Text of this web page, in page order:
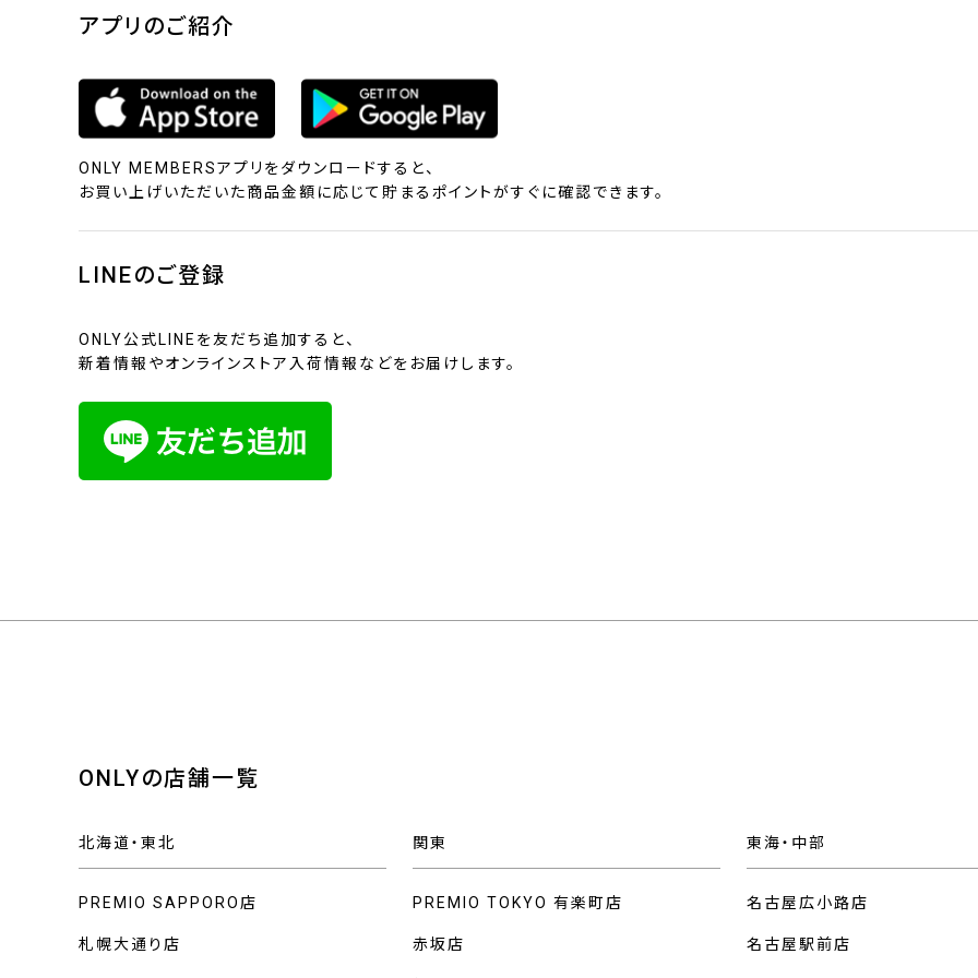
アプリのご紹介
ONLY MEMBERSアプリをダウンロードすると、
お買い上げいただいた商品金額に応じて貯まるポイントがすぐに確認できます。
LINEのご登録
ONLY公式LINEを友だち追加すると、
新着情報やオンラインストア入荷情報などをお届けします。
ONLYの店舗一覧
北海道・東北
PREMIO SAPPORO店
札幌大通り店
関東
PREMIO TOKYO 有楽町店
赤坂店
東海・中部
名古屋広小路店
名古屋駅前店